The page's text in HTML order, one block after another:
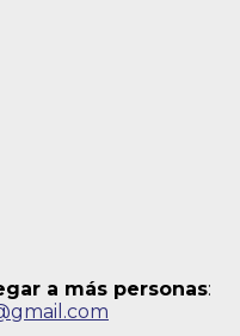
a más personas: